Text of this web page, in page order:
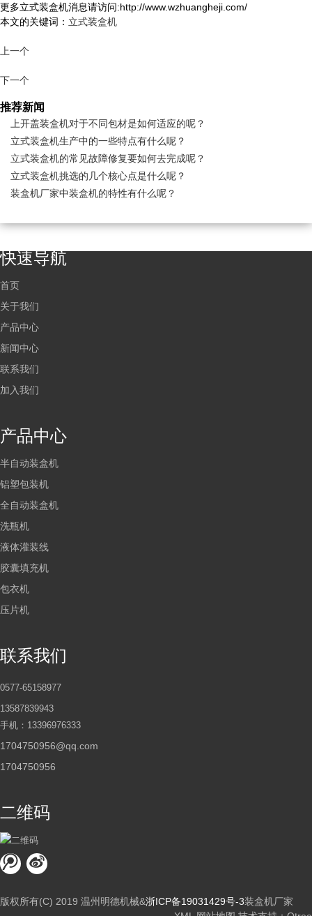
更多立式装盒机消息请访问:http://www.wzhuangheji.com/
本文的关键词： 立式装盒机
上一个
下一个
推荐新闻
上开盖装盒机对于不同包材是如何适应的呢？
立式装盒机生产中的一些特点有什么呢？
立式装盒机的常见故障修复要如何去完成呢？
立式装盒机挑选的几个核心点是什么呢？
装盒机厂家中装盒机的特性有什么呢？
快速导航
首页
关于我们
产品中心
新闻中心
联系我们
加入我们
产品中心
半自动装盒机
铝塑包装机
全自动装盒机
洗瓶机
液体灌装线
胶囊填充机
包衣机
压片机
联系我们
0577-65158977
13587839943
手机：13396976333
1704750956@qq.com
1704750956
二维码
版权所有(C) 2019 温州明德机械&浙ICP备19031429号-3装盒机厂家